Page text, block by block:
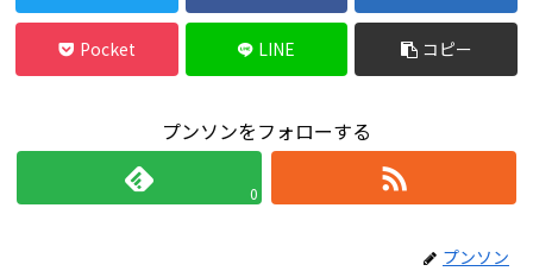
Pocket LINE コピー
プンソンをフォローする
0
プンソン